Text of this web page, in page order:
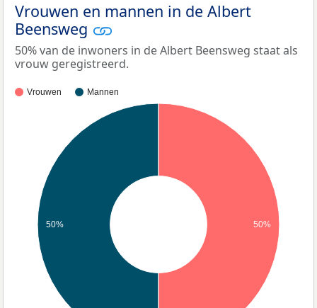
Vrouwen en mannen in de Albert
Beensweg
50% van de inwoners in de Albert Beensweg staat als
vrouw geregistreerd.
Vrouwen Mannen
50% 50%